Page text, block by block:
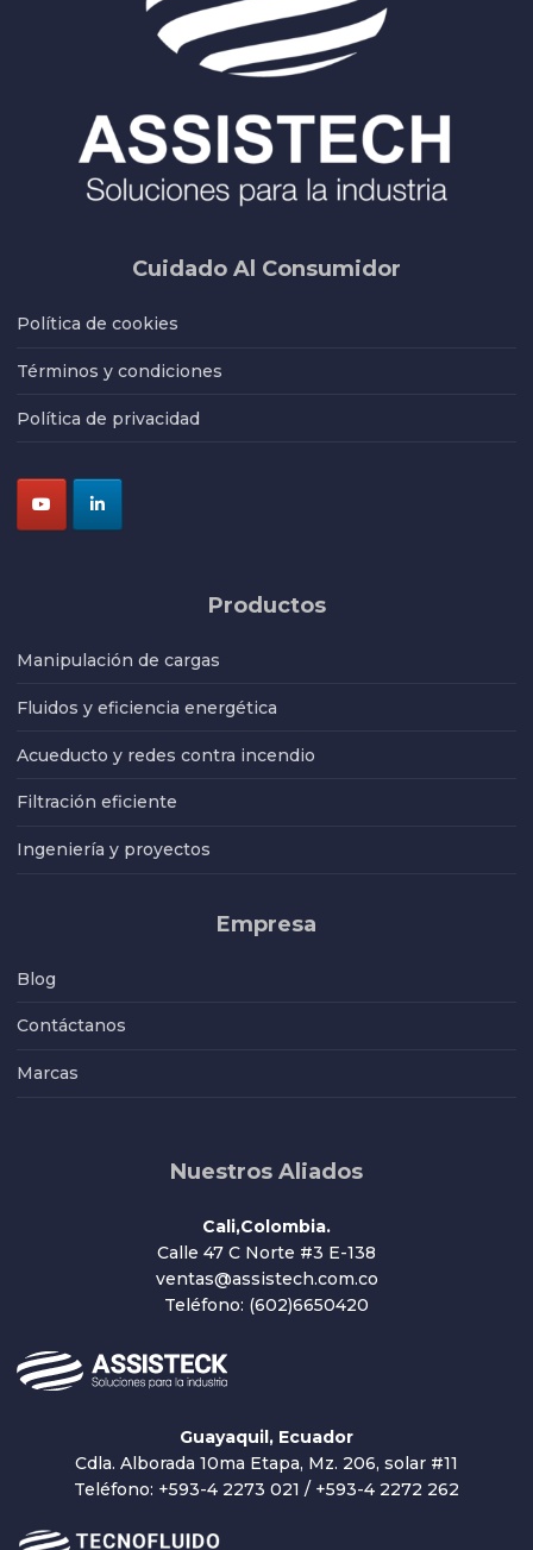
Cuidado Al Consumidor
Política de cookies
Términos y condiciones
Política de privacidad
Productos
Manipulación de cargas
Fluidos y eficiencia energética
Acueducto y redes contra incendio
Filtración eficiente
Ingeniería y proyectos
Empresa
Blog
Contáctanos
Marcas
Nuestros Aliados
Cali,Colombia.
Calle 47 C Norte #3 E-138
ventas@assistech.com.co
Teléfono: (602)6650420
Guayaquil, Ecuador
Cdla. Alborada 10ma Etapa, Mz. 206, solar #11
Teléfono: +593-4 2273 021 / +593-4 2272 262